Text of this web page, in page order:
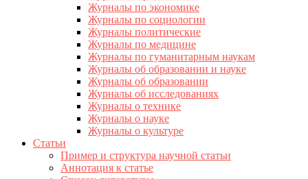
Журналы по экономике
Журналы по социологии
Журналы политические
Журналы по медицине
Журналы по гуманитарным наукам
Журналы об образовании и науке
Журналы об образовании
Журналы об исследованиях
Журналы о технике
Журналы о науке
Журналы о культуре
Статьи
Пример и структура научной статьи
Аннотация к статье